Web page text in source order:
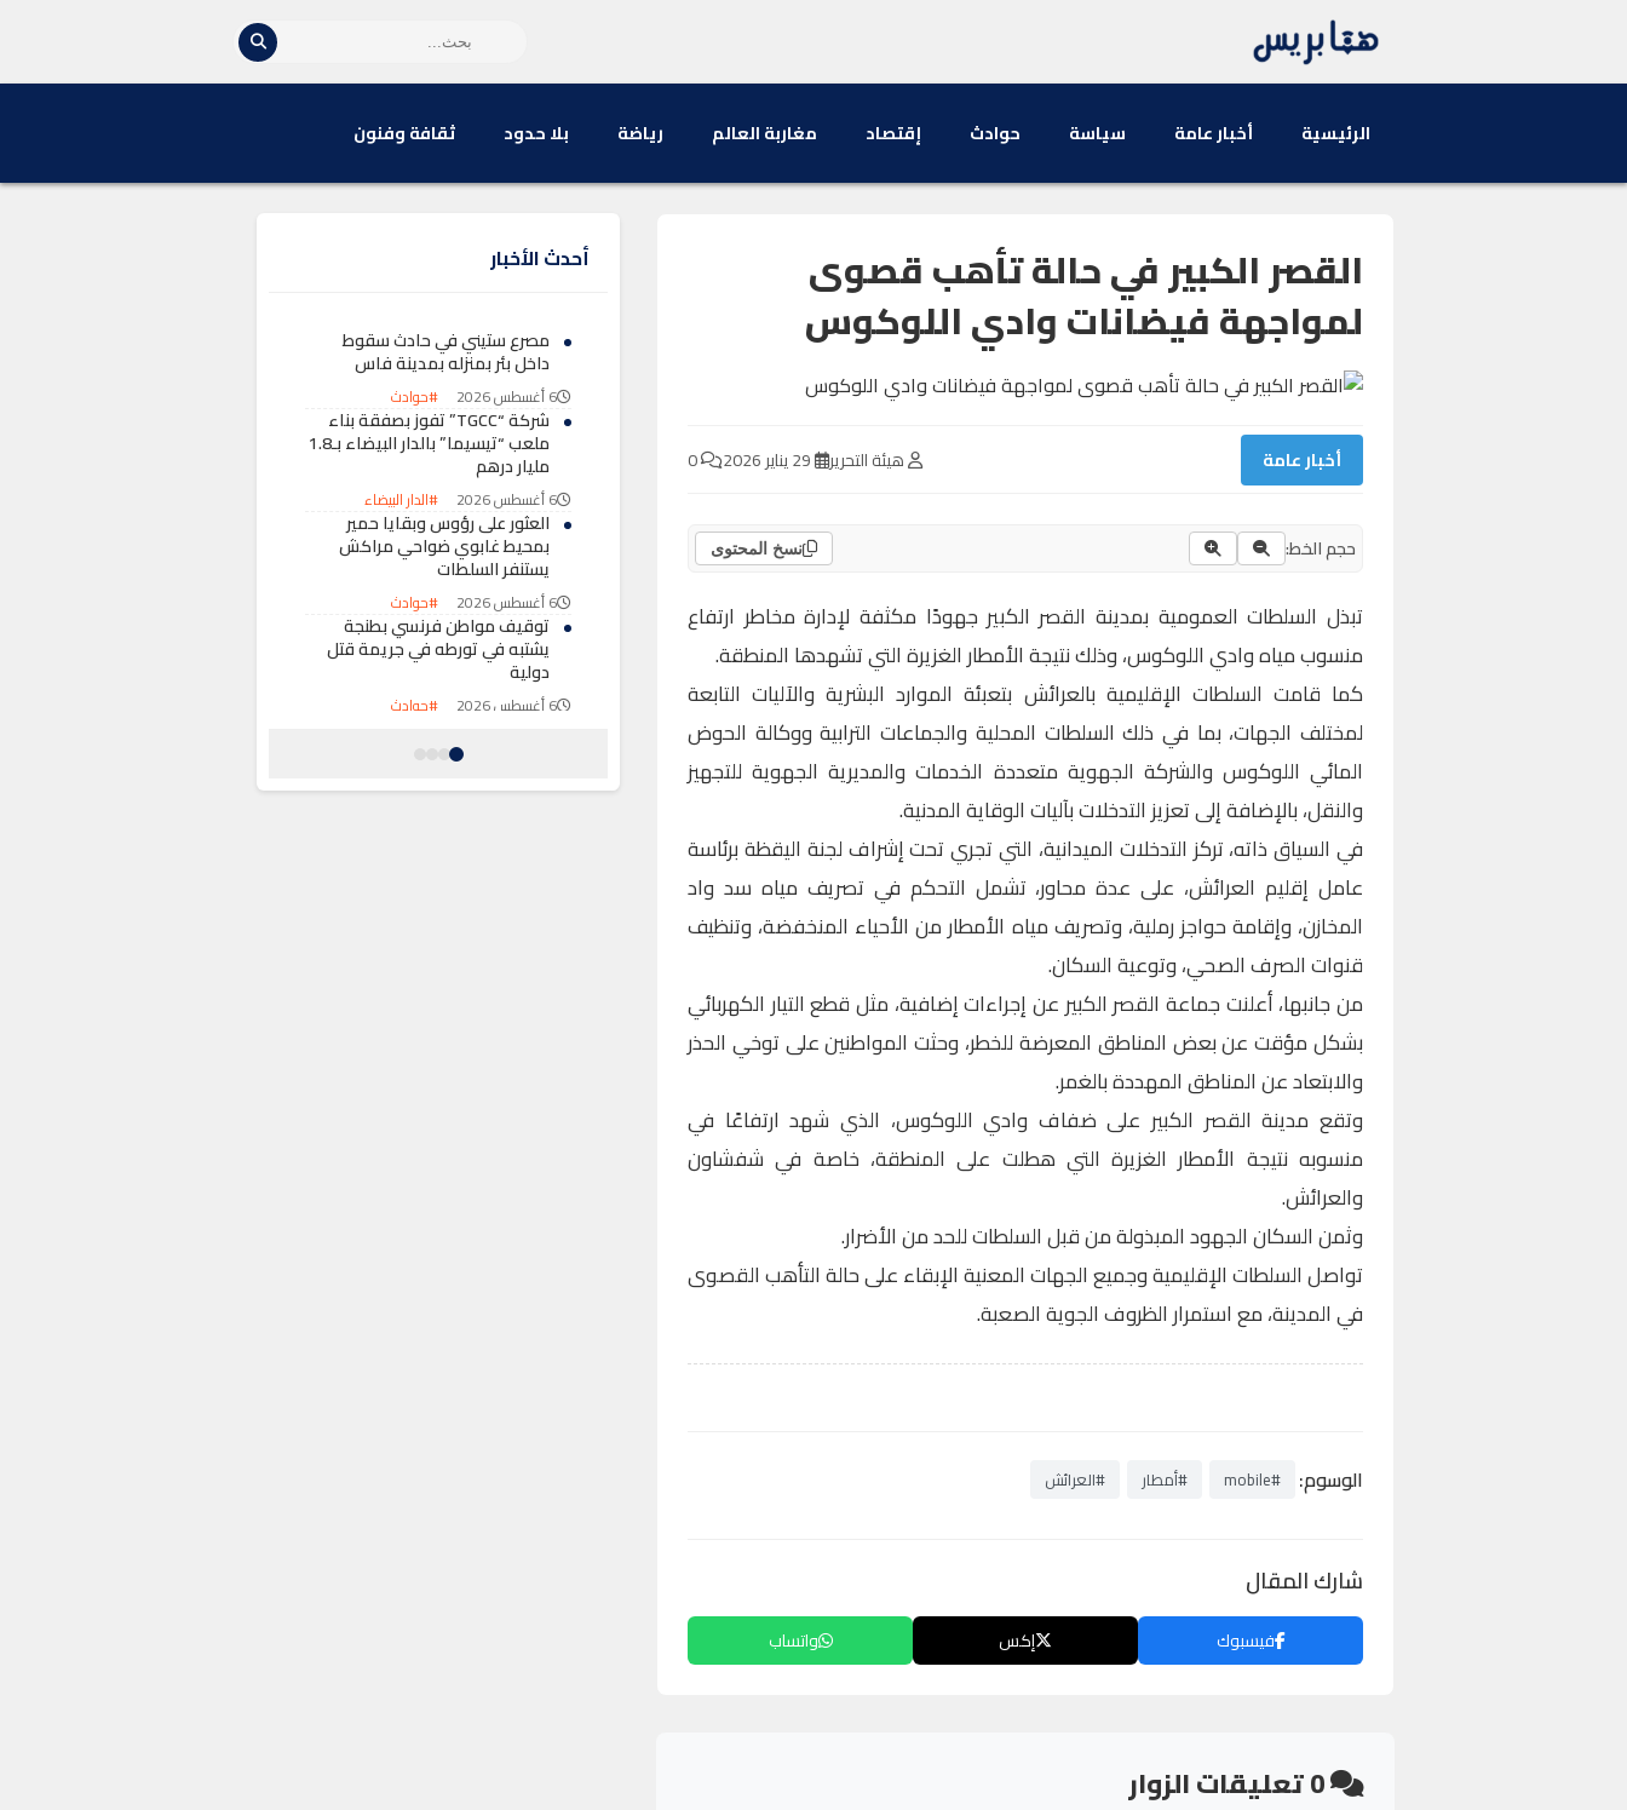
الرئيسية أخبار عامة سياسة حوادث إقتصاد مغاربة العالم رياضة بلا حدود ثقافة وفنون
القصر الكبير في حالة تأهب قصوى
لمواجهة فيضانات وادي اللوكوس
أخبار عامة هيئة التحرير
حجم الخط: نسخ المحتوى
تبذل السلطات العمومية بمدينة القصر الكبير جهودًا مكثفة لإدارة مخاطر ارتفاع
منسوب مياه وادي اللوكوس، وذلك نتيجة الأمطار الغزيرة التي تشهدها المنطقة.
كما قامت السلطات الإقليمية بالعرائش بتعبئة الموارد البشرية والآليات التابعة
لمختلف الجهات، بما في ذلك السلطات المحلية والجماعات الترابية ووكالة الحوض
المائي اللوكوس والشركة الجهوية متعددة الخدمات والمديرية الجهوية للتجهيز
والنقل، بالإضافة إلى تعزيز التدخلات بآليات الوقاية المدنية.
في السياق ذاته، تركز التدخلات الميدانية، التي تجري تحت إشراف لجنة اليقظة برئاسة
عامل إقليم العرائش، على عدة محاور، تشمل التحكم في تصريف مياه سد واد
المخازن، وإقامة حواجز رملية، وتصريف مياه الأمطار من الأحياء المنخفضة، وتنظيف
قنوات الصرف الصحي، وتوعية السكان.
من جانبها، أعلنت جماعة القصر الكبير عن إجراءات إضافية، مثل قطع التيار الكهربائي
بشكل مؤقت عن بعض المناطق المعرضة للخطر، وحثت المواطنين على توخي الحذر
والابتعاد عن المناطق المهددة بالغمر.
وتقع مدينة القصر الكبير على ضفاف وادي اللوكوس، الذي شهد ارتفاعًا في
منسوبه نتيجة الأمطار الغزيرة التي هطلت على المنطقة، خاصة في شفشاون
والعرائش.
وثمن السكان الجهود المبذولة من قبل السلطات للحد من الأضرار.
تواصل السلطات الإقليمية وجميع الجهات المعنية الإبقاء على حالة التأهب القصوى
في المدينة، مع استمرار الظروف الجوية الصعبة.
الوسوم: #mobile #أمطار #العرائش
شارك المقال
فيسبوك إكس واتساب
0تعليقات الزوار
أحدث الأخبار
مصرع ستيني في حادث سقوط
داخل بئر بمنزله بمدينة فاس
6 أغسطس 2026 #حوادث
شركة “TGCC” تفوز بصفقة بناء
ملعب “تيسيما” بالدار البيضاء بـ1.8
مليار درهم
6 أغسطس 2026 #الدار البيضاء
العثور على رؤوس وبقايا حمير
بمحيط غابوي ضواحي مراكش
يستنفر السلطات
6 أغسطس 2026 #حوادث
توقيف مواطن فرنسي بطنجة
يشتبه في تورطه في جريمة قتل
دولية
6 أغسطس 2026 #حوادث
على جثة شاب في ظروف غامضة
6 أغسطس 2026 #حوادث